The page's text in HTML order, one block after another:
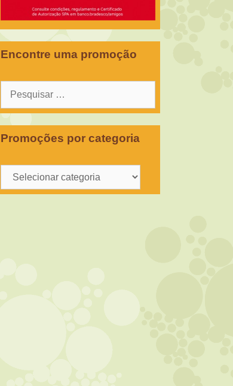
Encontre uma promoção
Pesquisar
Promoções por categoria
Promoções
por